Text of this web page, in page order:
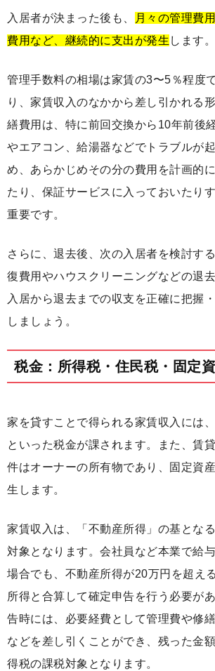
入居者が決まった後も、
月々の管理費
費用など、継続的に支出が発生 します。
管理手数料の相場は家賃の3〜5％程度
り、家賃収入のなかから差し引かれる
繕費用は、特に前回交換から10年前後
やエアコン、給湯器などでトラブルが
め、あらかじめその分の費用を計画的
たり、保証サービスに入っておいたり
重要です。
さらに、退去後、次の入居者を検討す
復費用やハウスクリーニングなどの退
入居から退去までの収支を正確に把握
しましょう。
税金：所得税・住民税・固定
家を貸すことで得られる家賃収入には
といった税金が課されます。また、賃
件はオーナーの所有物であり、固定資
生します。
家賃収入は、「不動産所得」の基とな
対象となります。会社員など本業で給
場合でも、不動産所得が20万円を超え
所得と合算して確定申告を行う必要が
告時には、必要経費として管理費や修
などを差し引くことができ、残った金
得税の課税対象となります。